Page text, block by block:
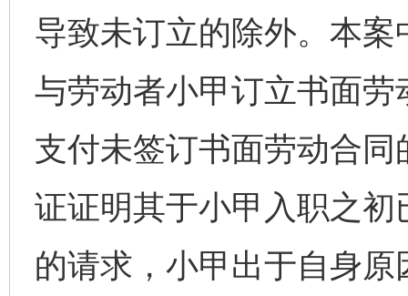
导致未订立的除外。本
与劳动者小甲订立书面
支付未签订书面劳动合
证证明其于小甲入职之
的请求，小甲出于自身